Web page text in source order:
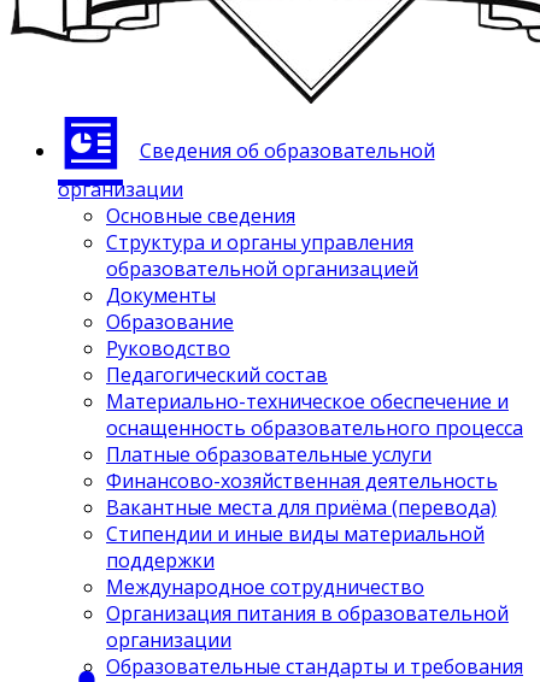
Сведения об образовательной
организации
Основные сведения
Структура и органы управления
образовательной организацией
Документы
Образование
Руководство
Педагогический состав
Материально-техническое обеспечение и
оснащенность образовательного процесса
Платные образовательные услуги
Финансово-хозяйственная деятельность
Вакантные места для приёма (перевода)
Стипендии и иные виды материальной
поддержки
Международное сотрудничество
Организация питания в образовательной
организации
Образовательные стандарты и требования